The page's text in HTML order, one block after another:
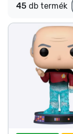
45 db termék
Outlet
Szállítás
Sorozatos
Filmes